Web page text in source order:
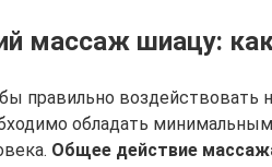
массаж шиацу:
правильно воздействовать
обладать
Общее действие